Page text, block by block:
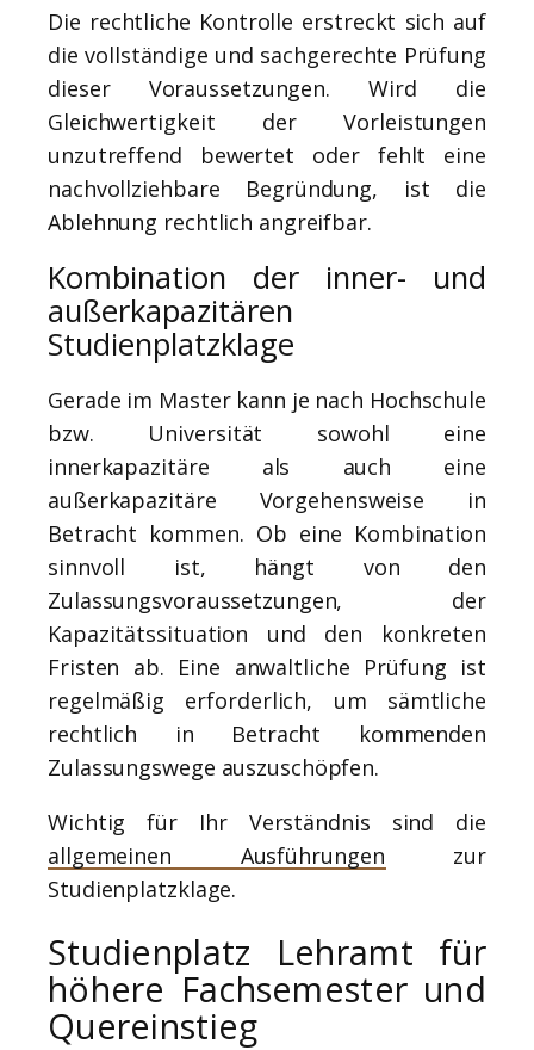
Die rechtliche Kontrolle erstreckt sich auf
die vollständige und sachgerechte Prüfung
dieser Voraussetzungen. Wird die
Gleichwertigkeit der Vorleistungen
unzutreffend bewertet oder fehlt eine
nachvollziehbare Begründung, ist die
Ablehnung rechtlich angreifbar.
Kombination der inner- und
außerkapazitären
Studienplatzklage
Gerade im Master kann je nach Hochschule
bzw. Universität sowohl eine
innerkapazitäre als auch eine
außerkapazitäre Vorgehensweise in
Betracht kommen. Ob eine Kombination
sinnvoll ist, hängt von den
Zulassungsvoraussetzungen, der
Kapazitätssituation und den konkreten
Fristen ab. Eine anwaltliche Prüfung ist
regelmäßig erforderlich, um sämtliche
rechtlich in Betracht kommenden
Zulassungswege auszuschöpfen.
Wichtig für Ihr Verständnis sind die
allgemeinen Ausführungen zur
Studienplatzklage.
Studienplatz Lehramt für
höhere Fachsemester und
Quereinstieg